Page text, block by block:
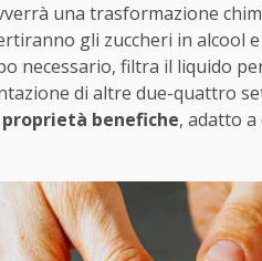
una trasformazione
gli zuccheri in alcool
necessario, filtra il liquido
di altre due-quattro
proprietà benefiche, adatto